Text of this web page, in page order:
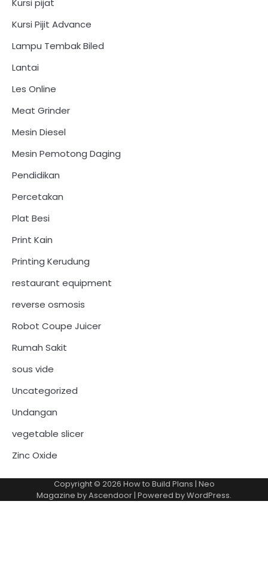
Kursi pijat
Kursi Pijit Advance
Lampu Tembak Biled
Lantai
Les Online
Meat Grinder
Mesin Diesel
Mesin Pemotong Daging
Pendidikan
Percetakan
Plat Besi
Print Kain
Printing Kerudung
restaurant equipment
reverse osmosis
Robot Coupe Juicer
Rumah Sakit
sous vide
Uncategorized
Undangan
vegetable slicer
Zinc Oxide
Copyright © 2026 How to Build Plans | Neo
Magazine byAscendoor| Powered byWordPress.